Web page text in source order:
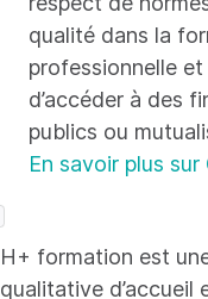
qualité dans la
professionnelle et
d’accéder à des
publics ou
En savoir plus sur
H+ formation est
qualitative d’accueil